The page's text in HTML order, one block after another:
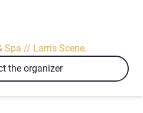
Spa // Larris Scene.
Contact the organizer